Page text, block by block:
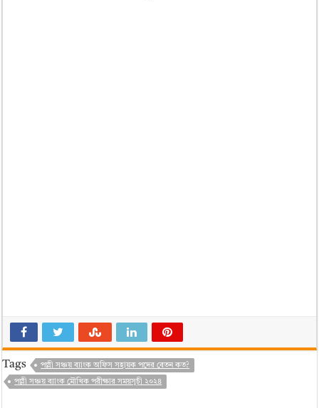
Tags পল্লী সঞ্চয় ব্যাংক অফিস সহায়ক পদের বেতন কত?
পল্লী সঞ্চয় ব্যাংক মৌখিক পরীক্ষার সময়সূচী ২০২৪